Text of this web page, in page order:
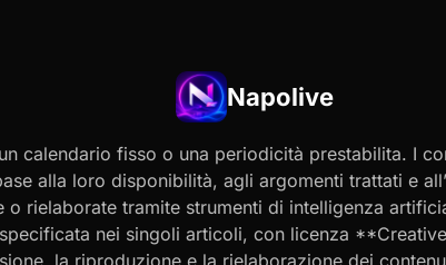
Napolive
calendario fisso o una periodicità prestabilita. I
alla loro disponibilità, agli argomenti trattati e
rielaborate tramite strumenti di intelligenza
nei singoli articoli, con licenza